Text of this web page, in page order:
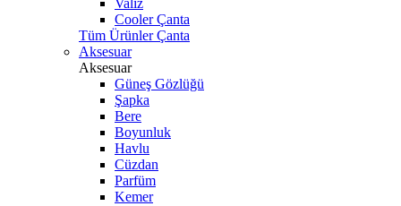
Valiz
Cooler Çanta
Tüm Ürünler Çanta
Aksesuar
Aksesuar
Güneş Gözlüğü
Şapka
Bere
Boyunluk
Havlu
Cüzdan
Parfüm
Kemer